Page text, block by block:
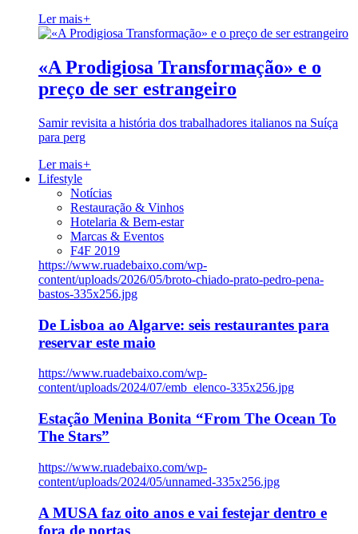
Ler mais+
«A Prodigiosa Transformação» e o
preço de ser estrangeiro
Samir revisita a história dos trabalhadores italianos na Suíça
para perg
Ler mais+
Lifestyle
Notícias
Restauração & Vinhos
Hotelaria & Bem-estar
Marcas & Eventos
F4F 2019
https://www.ruadebaixo.com/wp-
content/uploads/2026/05/broto-chiado-prato-pedro-pena-
bastos-335x256.jpg
De Lisboa ao Algarve: seis restaurantes para
reservar este maio
https://www.ruadebaixo.com/wp-
content/uploads/2024/07/emb_elenco-335x256.jpg
Estação Menina Bonita “From The Ocean To
The Stars”
https://www.ruadebaixo.com/wp-
content/uploads/2024/05/unnamed-335x256.jpg
A MUSA faz oito anos e vai festejar dentro e
fora de portas